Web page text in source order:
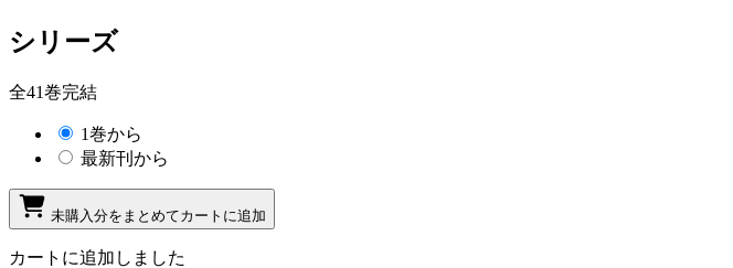
シリーズ
全41巻完結
1巻から
最新刊から
未購入分をまとめてカートに追加
カートに追加しました